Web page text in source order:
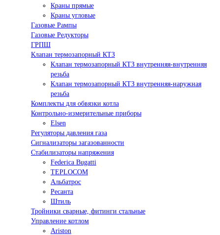
Краны прямые
Краны угловые
Газовые Рампы
Газовые Редукторы
ГРПШ
Клапан термозапорный КТЗ
Клапан термозапорный КТЗ внутренняя-внутренняя
резьба
Клапан термозапорный КТЗ внутренняя-наружная
резьба
Комплекты для обвязки котла
Контрольно-измерительные приборы
Elsen
Регуляторы давления газа
Сигнализаторы загазованности
Стабилизаторы напряжения
Federica Bugatti
TEPLOCOM
Альбатрос
Ресанта
Штиль
Тройники сварные, фитинги стальные
Управление котлом
Ariston